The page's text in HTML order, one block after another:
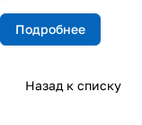
Подробнее
Назад к списку